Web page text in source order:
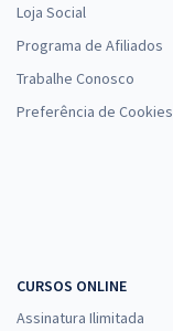
Loja Social
Programa de Afiliados
Trabalhe Conosco
Preferência de Cookies
CURSOS ONLINE
Assinatura Ilimitada